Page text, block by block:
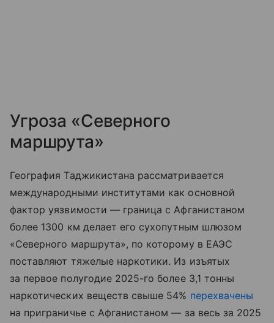
Угроза «Северного
маршрута»
География Таджикистана рассматривается
международными институтами как основной
фактор уязвимости — граница с Афганистаном
более 1300 км делает его сухопутным шлюзом
«Северного маршрута», по которому в ЕАЭС
поставляют тяжелые наркотики. Из изъятых
за первое полугодие 2025-го более 3,1 тонны
наркотических веществ свыше 54% перехвачены
на приграничье с Афганистаном — за весь за 2025